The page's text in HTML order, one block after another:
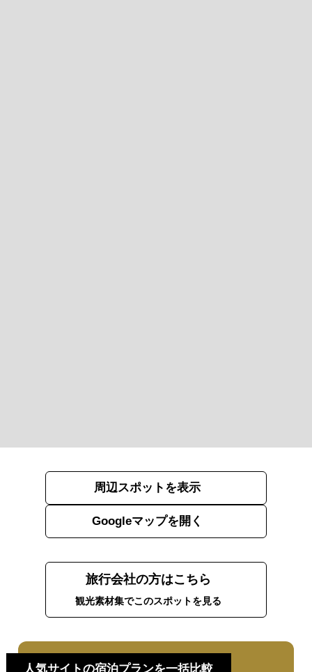
周辺スポットを表示
Googleマップを開く
旅行会社の方はこちら
観光素材集でこのスポットを見る
人気サイトの宿泊プランを一括比較